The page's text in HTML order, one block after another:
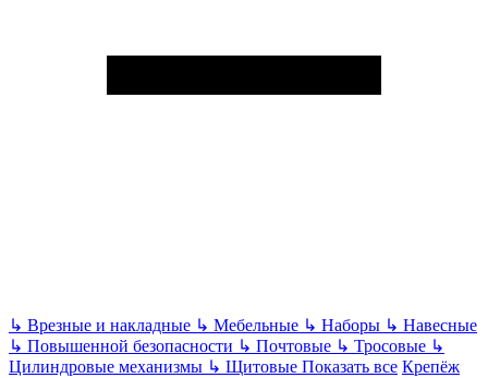
↳ Врезные и накладные ↳ Мебельные ↳ Наборы ↳ Навесные
↳ Повышенной безопасности ↳ Почтовые ↳ Тросовые ↳
Цилиндровые механизмы ↳ Щитовые Показать все Крепёж